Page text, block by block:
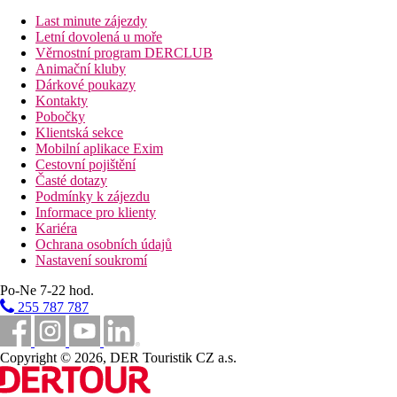
Snídaně podávané formou bohatého bufetu. Hosté si mohou
objednat večeře podávané formou bufetu (nápoje za poplatek)
nebo využít služeb některé z hotelových a la carte restaurací
(orientální i mezinárodní kuchyně)
Vzdálenosti
8 km
Vzdálenost k pláži
0 m
Centrum města
10 km
Vzdálenost od nejbližšího letiště
Pláž
Druh pláže
Plážová dovolená
Fotogalerie
Last minute zájezdy
Letní dovolená u moře
Věrnostní program DERCLUB
Animační kluby
Dárkové poukazy
Kontakty
Pobočky
Klientská sekce
Mobilní aplikace Exim
Cestovní pojištění
Časté dotazy
Podmínky k zájezdu
Informace pro klienty
Kariéra
Ochrana osobních údajů
Nastavení soukromí
Po-Ne 7-22 hod.
255 787 787
Copyright © 2026, DER Touristik CZ a.s.